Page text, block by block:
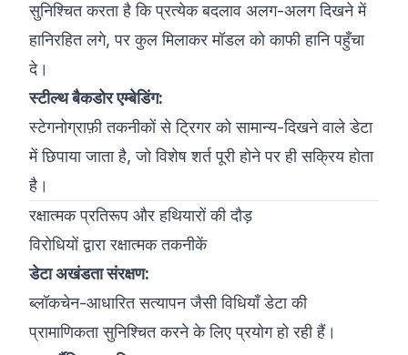
सुनिश्चित करता है कि प्रत्येक बदलाव अलग-अलग दिखने में
हानिरहित लगे, पर कुल मिलाकर मॉडल को काफी हानि पहुँचा
दे।
स्टील्थ बैकडोर एम्बेडिंग:
स्टेगनोग्राफ़ी तकनीकों से ट्रिगर को सामान्य-दिखने वाले डेटा
में छिपाया जाता है, जो विशेष शर्त पूरी होने पर ही सक्रिय होता
है।
रक्षात्मक प्रतिरूप और हथियारों की दौड़
विरोधियों द्वारा रक्षात्मक तकनीकें
डेटा अखंडता संरक्षण:
ब्लॉकचेन-आधारित सत्यापन जैसी विधियाँ डेटा की
प्रामाणिकता सुनिश्चित करने के लिए प्रयोग हो रही हैं।